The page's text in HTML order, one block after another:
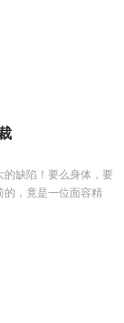
缺陷！要么身体，要
的，竟是一位面容精